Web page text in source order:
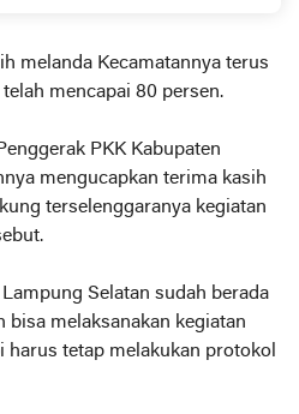
melanda Kecamatannya terus
mencapai 80 persen.
PKK Kabupaten
mengucapkan terima kasih
terselenggaranya kegiatan
Selatan sudah berada
bisa melaksanakan kegiatan
harus tetap melakukan protokol